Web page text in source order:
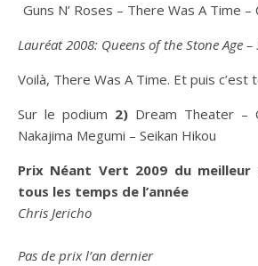
Guns N’ Roses – There Was A Time
Lauréat 2008: Queens of the Stone Age –
Voilà, There Was A Time. Et puis c’est
Sur le podium 2) Dream Theater –
Nakajima Megumi – Seikan Hikou
Prix Néant Vert 2009 du meilleur
tous les temps de l’année
Chris Jericho
Pas de prix l’an dernier